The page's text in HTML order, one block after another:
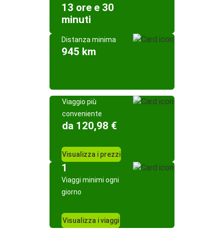
13 ore e 30
minuti
Distanza minima
945 km
Viaggio più
conveniente
da 120,98 €
Visualizza i prezzi
1
Viaggi minimi ogni
giorno
Visualizza i viaggi